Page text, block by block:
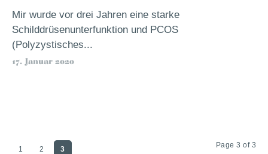
Mir wurde vor drei Jahren eine starke
Schilddrüsenunterfunktion und PCOS
(Polyzystisches...
17. Januar 2020
1 2 3 Page 3 of 3